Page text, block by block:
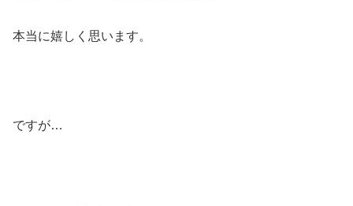
本当に嬉しく思います。
ですが…